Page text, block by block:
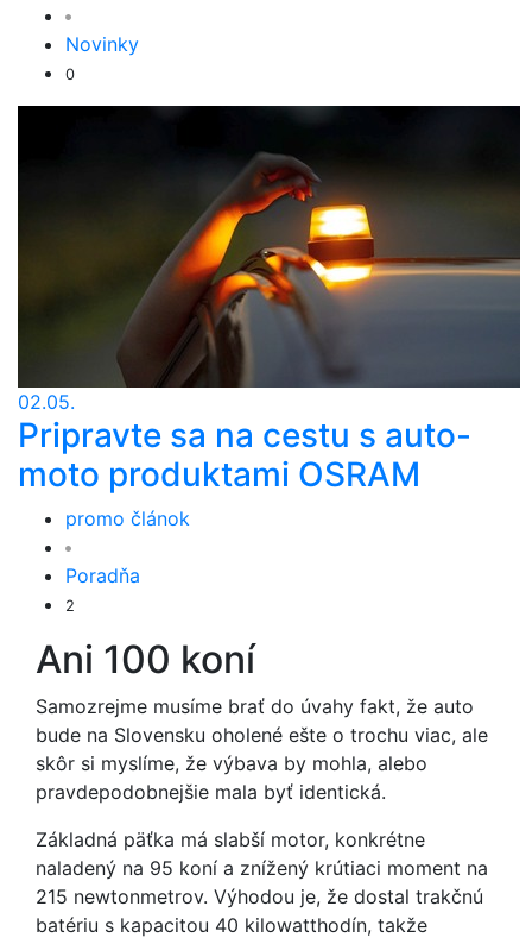
Novinky
0
02.05.
Pripravte sa na cestu s auto-
moto produktami OSRAM
promo článok
Poradňa
2
Ani 100 koní
Samozrejme musíme brať do úvahy fakt, že auto
bude na Slovensku oholené ešte o trochu viac, ale
skôr si myslíme, že výbava by mohla, alebo
pravdepodobnejšie mala byť identická.
Základná päťka má slabší motor, konkrétne
naladený na 95 koní a znížený krútiaci moment na
215 newtonmetrov. Výhodou je, že dostal trakčnú
batériu s kapacitou 40 kilowatthodín, takže